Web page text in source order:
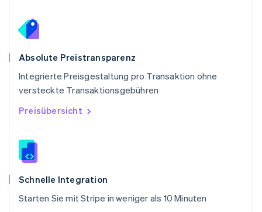
Absolute Preistransparenz
Integrierte Preisgestaltung pro Transaktion ohne
versteckte Transaktionsgebühren
Preisübersicht
Schnelle Integration
Starten Sie mit Stripe in weniger als 10 Minuten
Deutsch
Singapur
English
Slowakei
Slowenien
EnglishItaliano
Sonderverwaltungsregion Hongkong,
Spanien
Thailand
ไทยEnglish
English